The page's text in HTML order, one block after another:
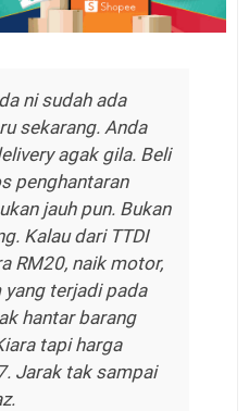
ni sudah ada
sekarang. Anda
agak gila. Beli
penghantaran
jauh pun. Bukan
Kalau dari TTDI
RM20, naik motor,
yang terjadi pada
hantar barang
tapi harga
Jarak tak sampai